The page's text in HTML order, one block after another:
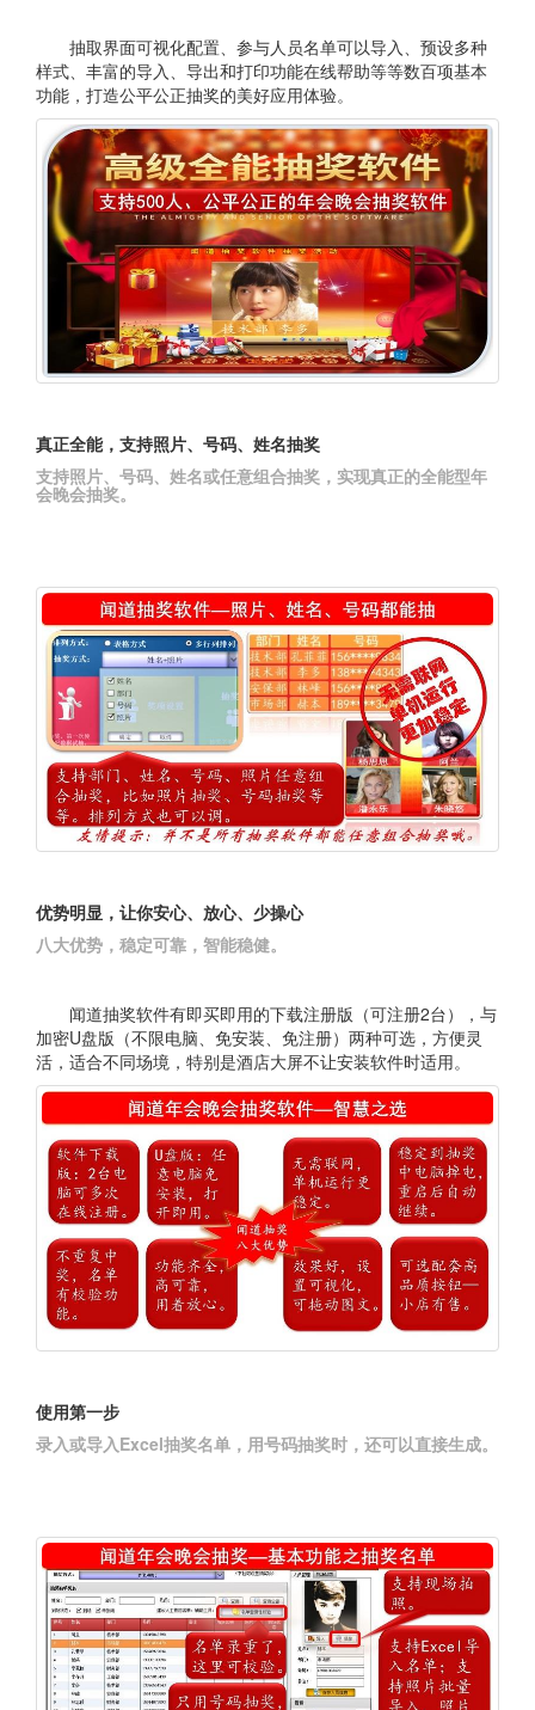
抽取界面可视化配置、参与人员名单可以导入、预设多种
样式、丰富的导入、导出和打印功能在线帮助等等数百项基本
功能，打造公平公正抽奖的美好应用体验。
真正全能，支持照片、号码、姓名抽奖
支持照片、号码、姓名或任意组合抽奖，实现真正的全能型年
会晚会抽奖。
优势明显，让你安心、放心、少操心
八大优势，稳定可靠，智能稳健。
闻道抽奖软件有即买即用的下载注册版（可注册2台），与
加密U盘版（不限电脑、免安装、免注册）两种可选，方便灵
活，适合不同场境，特别是酒店大屏不让安装软件时适用。
使用第一步
录入或导入Excel抽奖名单，用号码抽奖时，还可以直接生成。